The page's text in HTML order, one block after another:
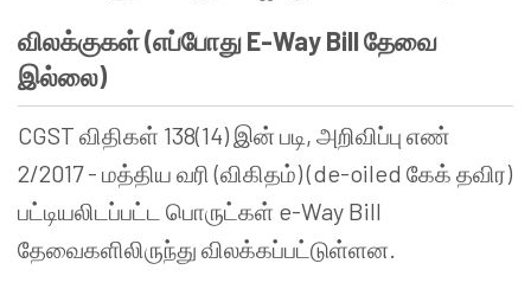
விலக்குகள் (எப்போது E-Way Bill தேவை
இல்லை)
CGST விதிகள் 138(14) இன் படி, அறிவிப்பு எண்
2/2017 - மத்திய வரி (விகிதம்) (de-oiled கேக் தவிர)
பட்டியலிடப்பட்ட பொருட்கள் e-Way Bill
தேவைகளிலிருந்து விலக்கப்பட்டுள்ளன.